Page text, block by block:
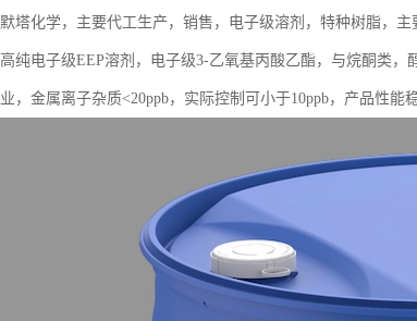
默塔化学，主要代工生产，销售，电子级溶剂，特种树脂，
高纯电子级EEP溶剂，电子级3-乙氧基丙酸乙酯，与烷酮类
业，金属离子杂质<20ppb，实际控制可小于10ppb，产品性能